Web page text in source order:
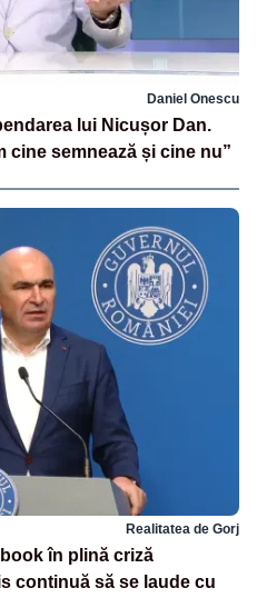
Daniel Onescu
lui Nicușor Dan.
cine semnează și cine nu”
Realitatea de Gorj
în plină criză
continuă să se laude cu